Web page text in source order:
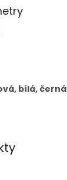
bílá, černá